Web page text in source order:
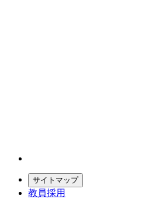
サイトマップ
教員採用